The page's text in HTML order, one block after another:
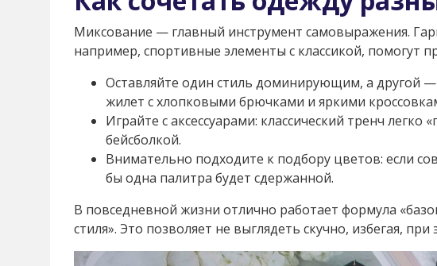
Миксование — главный инструмент самовыражения.
например, спортивные элементы с классикой, помогут
Оставляйте один стиль доминирующим, а другой
жилет с хлопковыми брючками и яркими
Играйте с аксессуарами: классический тренч легко
бейсболкой.
Внимательно подходите к подбору цветов: если
бы одна палитра будет сдержанной.
В повседневной жизни отлично работает формула
стиля». Это позволяет не выглядеть скучно, избегая, при